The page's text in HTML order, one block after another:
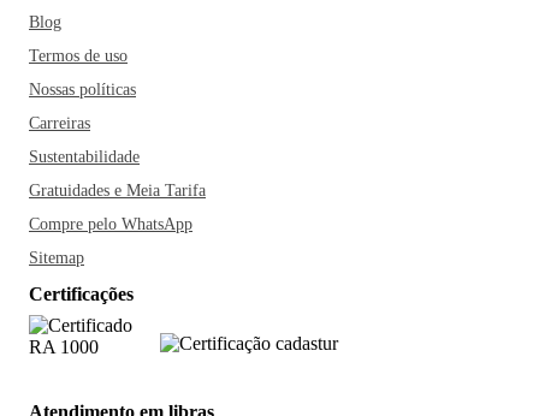
Blog
Termos de uso
Nossas políticas
Carreiras
Sustentabilidade
Gratuidades e Meia Tarifa
Compre pelo WhatsApp
Sitemap
Certificações
Atendimento em libras